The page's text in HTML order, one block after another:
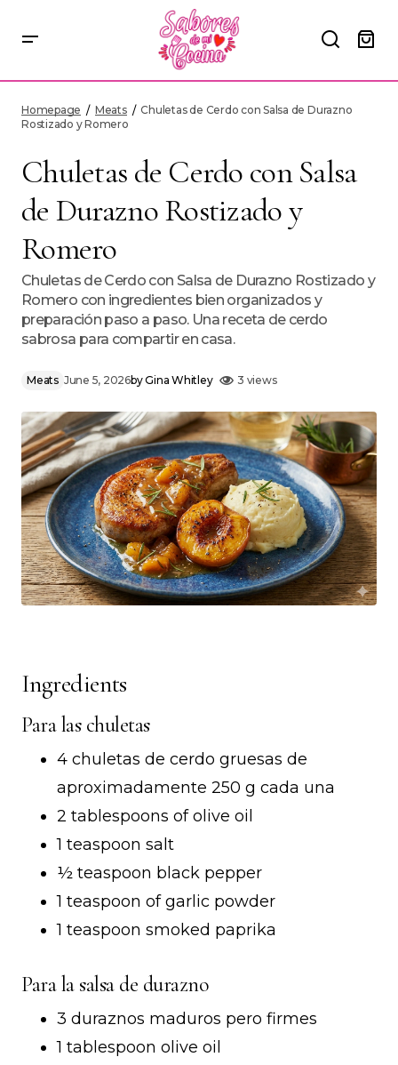
Homepage Meats
Chuletas de Cerdo con Salsa de Durazno
Rostizado y Romero
Chuletas de Cerdo con Salsa
de Durazno Rostizado y
Romero
Chuletas de Cerdo con Salsa de Durazno Rostizado y
Romero con ingredientes bien organizados y
preparación paso a paso. Una receta de cerdo
sabrosa para compartir en casa.
Meats June 5, 2026byGina Whitley 3 views
Ingredients
Para las chuletas
4 chuletas de cerdo gruesas de
aproximadamente 250 g cada una
2 tablespoons of olive oil
1 teaspoon salt
½ teaspoon black pepper
1 teaspoon of garlic powder
1 teaspoon smoked paprika
Para la salsa de durazno
3 duraznos maduros pero firmes
1 tablespoon olive oil